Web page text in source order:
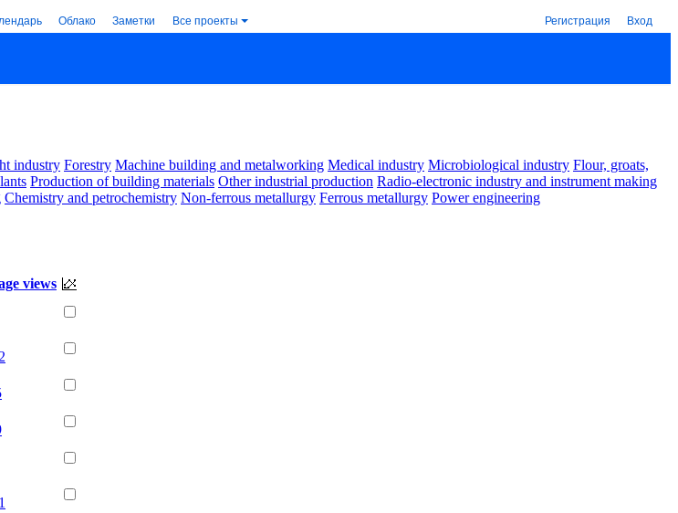
Облако Заметки Все проекты Регистрация Вход
industry Forestry Machine building and metalworking Medical industry Microbiological industry Flour, groats,
Production of building materials Other industrial production Radio-electronic industry and instrument making
Chemistry and petrochemistry Non-ferrous metallurgy Ferrous metallurgy Power engineering
views